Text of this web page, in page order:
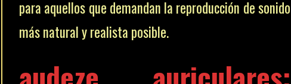
para aquellos que demandan la reproducción de sonido
más natural y realista posible.